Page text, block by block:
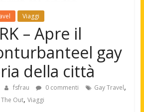
Viaggi
– Apre il
gay
della città
fsfrau 0 commenti Gay Travel,
The Out, Viaggi